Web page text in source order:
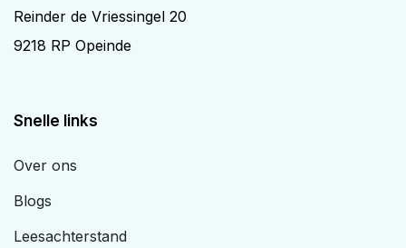
Reinder de Vriessingel 20
9218 RP Opeinde
Snelle links
Over ons
Blogs
Leesachterstand